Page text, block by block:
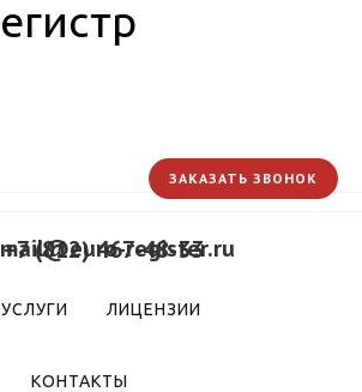
+7 (812) 467-48-33
mail@euro-register.ru
ЗАКАЗАТЬ ЗВОНОК
УСЛУГИ ЛИЦЕНЗИИ
КОНТАКТЫ